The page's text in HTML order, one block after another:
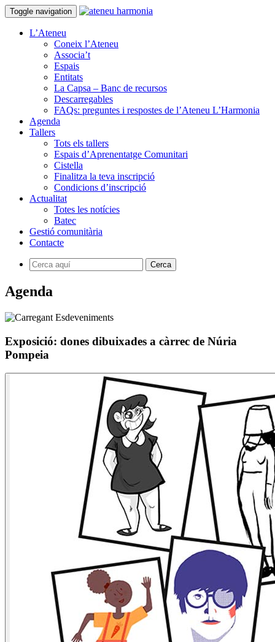
Toggle navigation
L’Ateneu
Coneix l’Ateneu
Associa’t
Espais
Entitats
La Capsa – Banc de recursos
Descarregables
FAQs: preguntes i respostes de l’Ateneu L’Harmonia
Agenda
Tallers
Tots els tallers
Espais d’Aprenentatge Comunitari
Cistella
Finalitza la teva inscripció
Condicions d’inscripció
Actualitat
Totes les notícies
Batec
Gestió comunitària
Contacte
Agenda
Exposició: dones dibuixades a càrrec de Núria
Pompeia